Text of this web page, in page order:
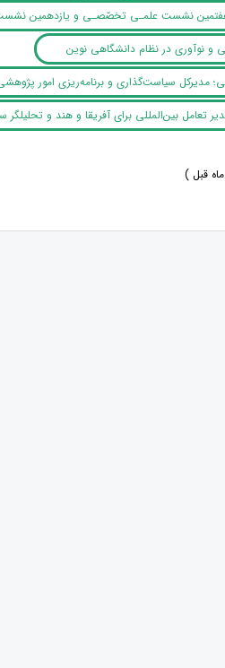
نشست علمـی‏ تخصّصـی و یازدهمین نشست
و نوآوری در نظام دانشگاهی نوین
مدیرکل سیاست‌گذاری و برنامه‌ریزی امور
تعامل بین‌المللی برای آفریقا و هند و